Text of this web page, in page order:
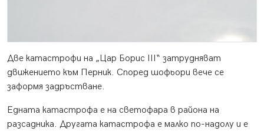
Две катастрофи на „Цар Борис III“ затрудняват
движението към Перник. Според шофьори вече се
заформя задръстване.
Едната катастрофа е на светофара в района на
разсадника. Другата катастрофа е малко по-надолу и е